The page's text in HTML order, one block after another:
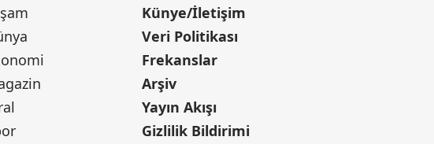
Künye/İletişim
Veri Politikası
Frekanslar
Arşiv
Yayın Akışı
Gizlilik Bildirimi